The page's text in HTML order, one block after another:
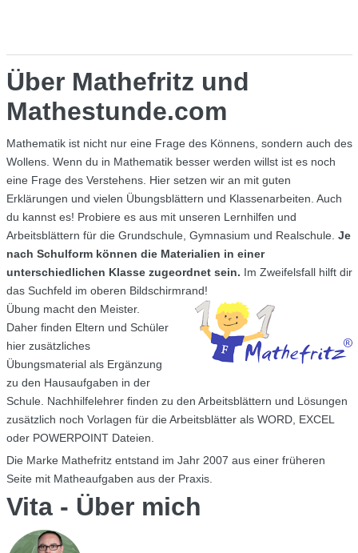
Über Mathefritz und
Mathestunde.com
Mathematik ist nicht nur eine Frage des Könnens, sondern auch des
Wollens. Wenn du in Mathematik besser werden willst ist es noch
eine Frage des Verstehens. Hier setzen wir an mit guten
Erklärungen und vielen Übungsblättern und Klassenarbeiten. Auch
du kannst es! Probiere es aus mit unseren Lernhilfen und
Arbeitsblättern für die Grundschule, Gymnasium und Realschule. Je
nach Schulform können die Materialien in einer
unterschiedlichen Klasse zugeordnet sein. Im Zweifelsfall hilft dir
das Suchfeld im oberen Bildschirmrand!
Übung macht den Meister.
Daher finden Eltern und Schüler
hier zusätzliches
Übungsmaterial als Ergänzung
zu den Hausaufgaben in der
Schule. Nachhilfelehrer finden zu den Arbeitsblättern und Lösungen
zusätzlich noch Vorlagen für die Arbeitsblätter als WORD, EXCEL
oder POWERPOINT Dateien.
Die Marke Mathefritz entstand im Jahr 2007 aus einer früheren
Seite mit Matheaufgaben aus der Praxis.
Vita - Über mich